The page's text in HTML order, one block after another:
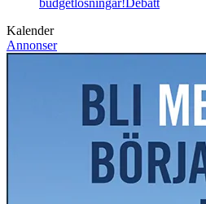
budgetlösningar!Debatt
Kalender
Annonser